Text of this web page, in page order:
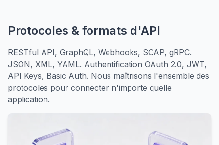
Protocoles & formats d'API
RESTful API, GraphQL, Webhooks, SOAP, gRPC.
JSON, XML, YAML. Authentification OAuth 2.0, JWT,
API Keys, Basic Auth. Nous maîtrisons l'ensemble des
protocoles pour connecter n'importe quelle
application.